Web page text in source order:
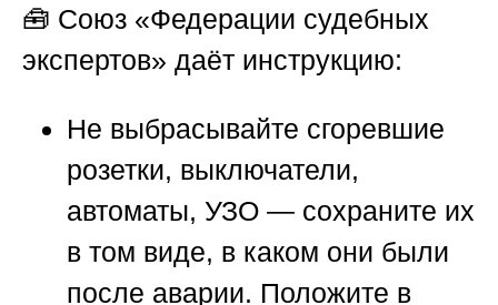
🧰 Союз «Федерации судебных
экспертов» даёт инструкцию:
Не выбрасывайте сгоревшие
розетки, выключатели,
автоматы, УЗО — сохраните их
в том виде, в каком они были
после аварии. Положите в